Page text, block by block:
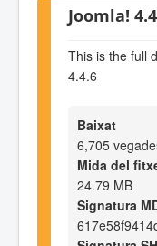
Joomla!
This is the full
4.4.6
Baixat
6,705
Mida del
24.79 MB
Signatura